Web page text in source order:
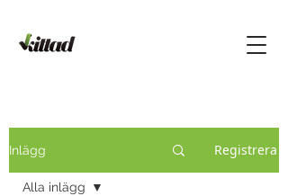
Inlägg Registrera
Alla inlägg